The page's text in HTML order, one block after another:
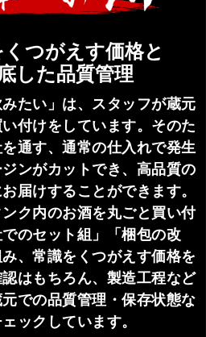
つがえす価格と
した品質管理
みたい」は、スタッフが蔵元
付けをしています。そのた
通す、通常の仕入れで発生
ンがカットでき、高品質の
届けすることができます。
ク内のお酒を丸ごと買い付
のセット組」「梱包の改
、常識をくつがえす価格を
はもちろん、製造工程など
での品質管理・保存状態な
ックしています。